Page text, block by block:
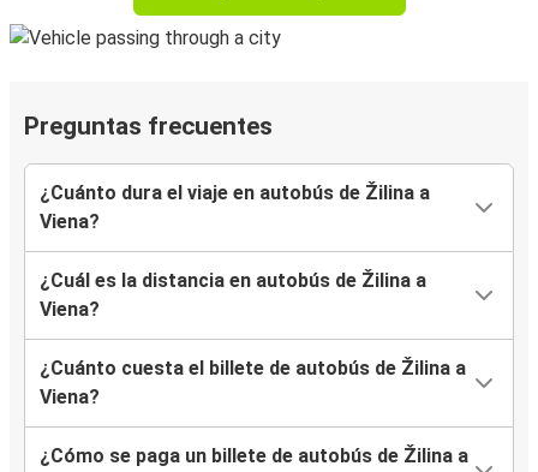
Preguntas frecuentes
¿Cuánto dura el viaje en autobús de Žilina a
Viena?
¿Cuál es la distancia en autobús de Žilina a
Viena?
¿Cuánto cuesta el billete de autobús de Žilina a
Viena?
¿Cómo se paga un billete de autobús de Žilina a